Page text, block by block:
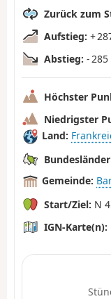
Zurück zum
Aufstieg: +
Abstieg: - 285
Höchster
Niedrigster
Land:
Gemeinde:
Start/Ziel: N
IGN-Karte(n):